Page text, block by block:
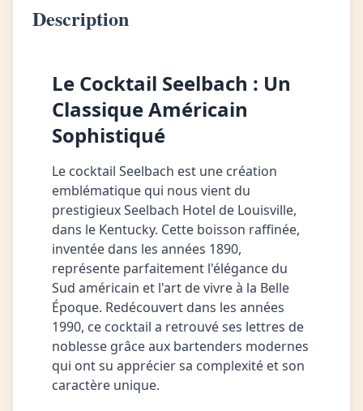
Description
Le Cocktail Seelbach : Un
Classique Américain
Sophistiqué
Le cocktail Seelbach est une création
emblématique qui nous vient du
prestigieux Seelbach Hotel de Louisville,
dans le Kentucky. Cette boisson raffinée,
inventée dans les années 1890,
représente parfaitement l'élégance du
Sud américain et l'art de vivre à la Belle
Époque. Redécouvert dans les années
1990, ce cocktail a retrouvé ses lettres de
noblesse grâce aux bartenders modernes
qui ont su apprécier sa complexité et son
caractère unique.